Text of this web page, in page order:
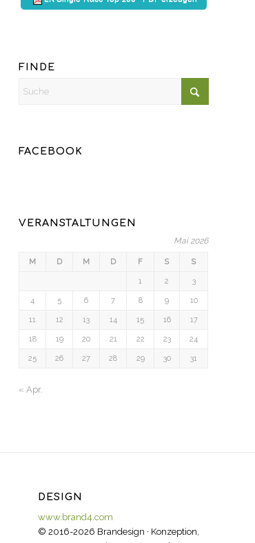
FINDE
FACEBOOK
VERANSTALTUNGEN
Mai 2026
M D M D F S S
1 2 3
4 5 6 7 8 9 10
11 12 13 14 15 16 17
18 19 20 21 22 23 24
25 26 27 28 29 30 31
« Apr.
DESIGN
www.brand4.com
© 2016-2026 Brandesign · Konzeption,